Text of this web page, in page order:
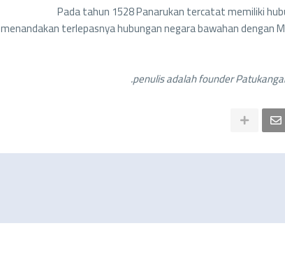
Pada tahun 1528 Panarukan tercatat memiliki
menandakan terlepasnya hubungan negara bawahan dengan
penulis adalah founder